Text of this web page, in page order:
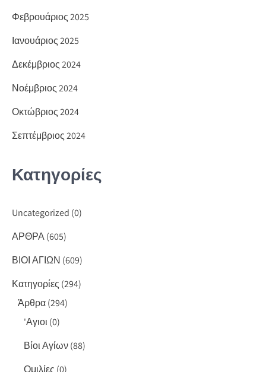
Φεβρουάριος 2025
Ιανουάριος 2025
Δεκέμβριος 2024
Νοέμβριος 2024
Οκτώβριος 2024
Σεπτέμβριος 2024
Κατηγορίες
Uncategorized (0)
ΑΡΘΡΑ(605)
ΒΙΟΙ ΑΓΙΩΝ (609)
Κατηγορίες (294)
Άρθρα(294)
'Αγιοι (0)
Βίοι Αγίων(88)
Ομιλίες (0)